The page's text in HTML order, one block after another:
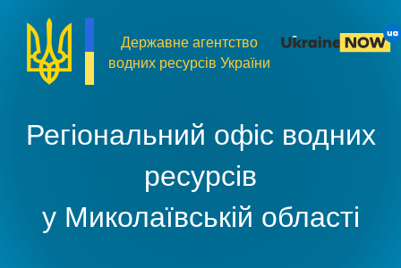
Регіональний офіс водних
ресурсів
у Миколаївській області
Державне агентство
водних ресурсів України